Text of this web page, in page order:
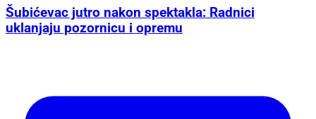
Šubićevac jutro nakon spektakla: Radnici
uklanjaju pozornicu i opremu